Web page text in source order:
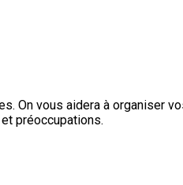
On vous aidera à organiser
préoccupations.